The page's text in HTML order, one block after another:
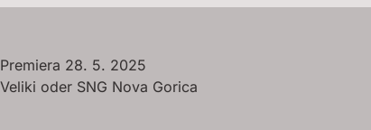
Premiera 28. 5. 2025
Veliki oder SNG Nova Gorica